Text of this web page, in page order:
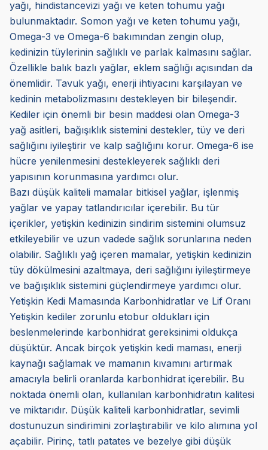
yağı, hindistancevizi yağı ve keten tohumu yağı
bulunmaktadır. Somon yağı ve keten tohumu yağı,
Omega-3 ve Omega-6 bakımından zengin olup,
kedinizin tüylerinin sağlıklı ve parlak kalmasını sağlar.
Özellikle balık bazlı yağlar, eklem sağlığı açısından da
önemlidir. Tavuk yağı, enerji ihtiyacını karşılayan ve
kedinin metabolizmasını destekleyen bir bileşendir.
Kediler için önemli bir besin maddesi olan Omega-3
yağ asitleri, bağışıklık sistemini destekler, tüy ve deri
sağlığını iyileştirir ve kalp sağlığını korur. Omega-6 ise
hücre yenilenmesini destekleyerek sağlıklı deri
yapısının korunmasına yardımcı olur.
Bazı düşük kaliteli mamalar bitkisel yağlar, işlenmiş
yağlar ve yapay tatlandırıcılar içerebilir. Bu tür
içerikler, yetişkin kedinizin sindirim sistemini olumsuz
etkileyebilir ve uzun vadede sağlık sorunlarına neden
olabilir. Sağlıklı yağ içeren mamalar, yetişkin kedinizin
tüy dökülmesini azaltmaya, deri sağlığını iyileştirmeye
ve bağışıklık sistemini güçlendirmeye yardımcı olur.
Yetişkin Kedi Mamasında Karbonhidratlar ve Lif Oranı
Yetişkin kediler zorunlu etobur oldukları için
beslenmelerinde karbonhidrat gereksinimi oldukça
düşüktür. Ancak birçok yetişkin kedi maması, enerji
kaynağı sağlamak ve mamanın kıvamını artırmak
amacıyla belirli oranlarda karbonhidrat içerebilir. Bu
noktada önemli olan, kullanılan karbonhidratın kalitesi
ve miktarıdır. Düşük kaliteli karbonhidratlar, sevimli
dostunuzun sindirimini zorlaştırabilir ve kilo alımına yol
açabilir. Pirinç, tatlı patates ve bezelye gibi düşük